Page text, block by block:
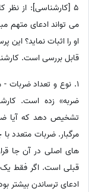
5 [کارشناسی]: از
می تواند ادعای متهم
او را اثبات نماید؟
قابل بررسی است.
1. نوع و تعداد ضربات
ضربه» زده است.
تشخیص دهد که آیا
مرگبار. ضربات متعدد
های اصلی در آن جا
قبلی است. اگر فقط یک
ادعای ترساندن بیشتر